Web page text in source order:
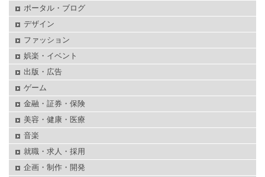
ポータル・ブログ
デザイン
ファッション
娯楽・イベント
出版・広告
ゲーム
金融・証券・保険
美容・健康・医療
音楽
就職・求人・採用
企画・制作・開発